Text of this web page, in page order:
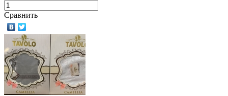
Сравнить